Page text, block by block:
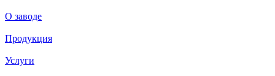
О заводе
Продукция
Услуги